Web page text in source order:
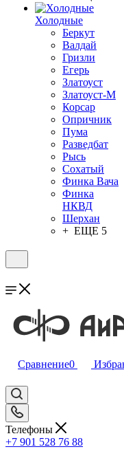
Холодные
Беркут
Валдай
Гризли
Егерь
Златоуст
Златоуст-М
Корсар
Опричник
Пума
Разведбат
Рысь
Сохатый
Финка Вача
Финка
НКВД
Шерхан
+ ЕЩЕ 5
Сравнение0
Телефоны
+7 901 528 76 88